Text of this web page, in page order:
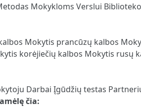
Mokykloms Verslui
Mokytis prancūzų kalbos
korėjiečių kalbos Mokytis rusų
Darbai Įgūdžių testas
čia: